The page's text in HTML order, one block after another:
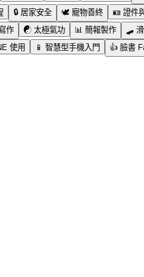
🔒 居家安全 🕊️ 寵物善終 🪪 證件
作 ☯️ 太極氣功 📊 簡報製作 🛹
使用 📱 智慧型手機入門 👍 臉書